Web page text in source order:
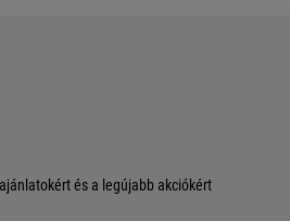
és a legújabb akciókért